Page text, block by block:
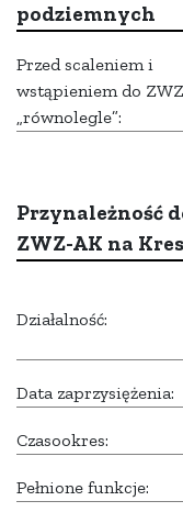
podziemnych
Przed scaleniem i
wstąpieniem do
„równolegle”:
Przynależność
ZWZ-AK na
Działalność:
Data zaprzysiężenia:
Czasookres:
Pełnione funkcje: